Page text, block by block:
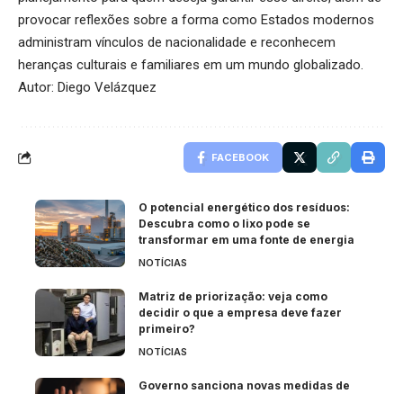
provocar reflexões sobre a forma como Estados modernos
administram vínculos de nacionalidade e reconhecem
heranças culturais e familiares em um mundo globalizado.
Autor: Diego Velázquez
FACEBOOK
O potencial energético dos resíduos:
Descubra como o lixo pode se
transformar em uma fonte de energia
NOTÍCIAS
Matriz de priorização: veja como
decidir o que a empresa deve fazer
primeiro?
NOTÍCIAS
Governo sanciona novas medidas de